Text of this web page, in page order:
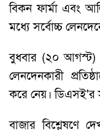
বিকন ফার্মা এবং
মধ্যে সর্বোচ্চ
বুধবার (২০ আগস্ট)
লেনদেনকারী
করে নেয়। ডিএসই'র
বাজার বিশ্লেষণে